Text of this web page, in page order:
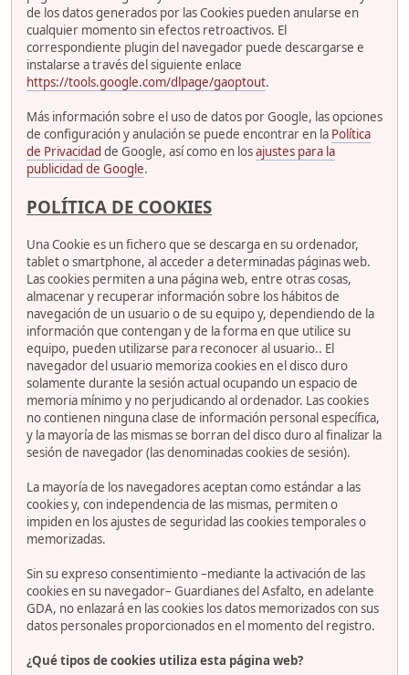
de los datos generados por las Cookies pueden anularse en
cualquier momento sin efectos retroactivos. El
correspondiente plugin del navegador puede descargarse e
instalarse a través del siguiente enlace
https://tools.google.com/dlpage/gaoptout.
Más información sobre el uso de datos por Google, las opciones
de configuración y anulación se puede encontrar en la Política
de Privacidad de Google, así como en losajustes para la
publicidad de Google.
POLÍTICA DE COOKIES
Una Cookie es un fichero que se descarga en su ordenador,
tablet o smartphone, al acceder a determinadas páginas web.
Las cookies permiten a una página web, entre otras cosas,
almacenar y recuperar información sobre los hábitos de
navegación de un usuario o de su equipo y, dependiendo de la
información que contengan y de la forma en que utilice su
equipo, pueden utilizarse para reconocer al usuario.. El
navegador del usuario memoriza cookies en el disco duro
solamente durante la sesión actual ocupando un espacio de
memoria mínimo y no perjudicando al ordenador. Las cookies
no contienen ninguna clase de información personal específica,
y la mayoría de las mismas se borran del disco duro al finalizar la
sesión de navegador (las denominadas cookies de sesión).
La mayoría de los navegadores aceptan como estándar a las
cookies y, con independencia de las mismas, permiten o
impiden en los ajustes de seguridad las cookies temporales o
memorizadas.
Sin su expreso consentimiento –mediante la activación de las
cookies en su navegador– Guardianes del Asfalto, en adelante
GDA, no enlazará en las cookies los datos memorizados con sus
datos personales proporcionados en el momento del registro.
¿Qué tipos de cookies utiliza esta página web?